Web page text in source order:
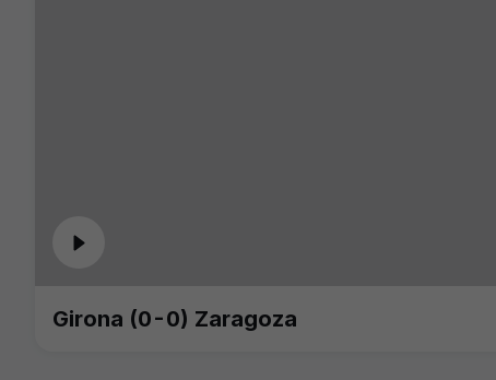
Girona (0-0) Zaragoza